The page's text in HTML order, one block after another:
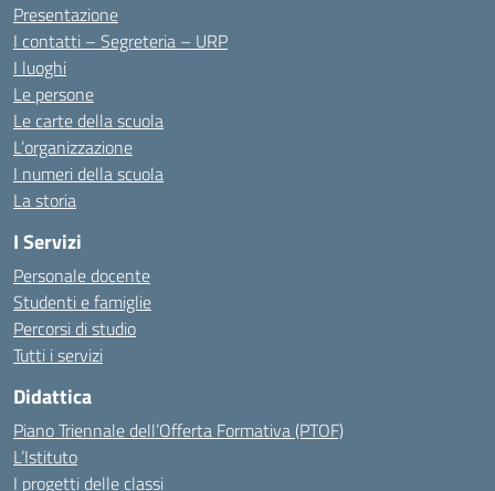
Presentazione
I contatti – Segreteria – URP
I luoghi
Le persone
Le carte della scuola
L’organizzazione
I numeri della scuola
La storia
I Servizi
Personale docente
Studenti e famiglie
Percorsi di studio
Tutti i servizi
Didattica
Piano Triennale dell’Offerta Formativa (PTOF)
L’Istituto
I progetti delle classi